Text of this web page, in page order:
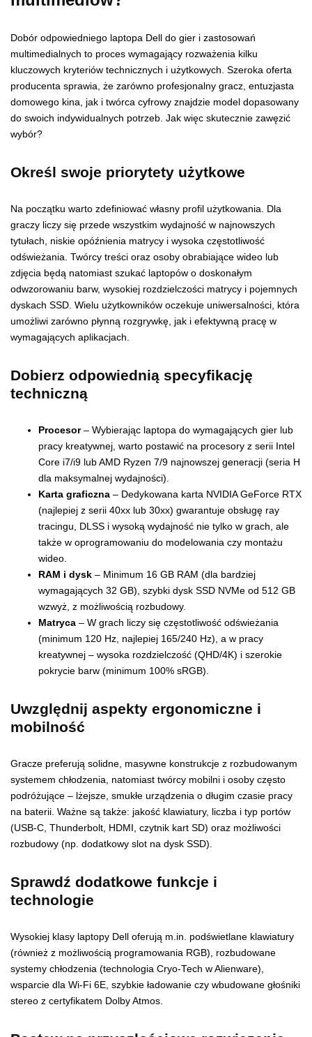
Dobór odpowiedniego laptopa Dell do gier i zastosowań
multimedialnych to proces wymagający rozważenia kilku
kluczowych kryteriów technicznych i użytkowych. Szeroka oferta
producenta sprawia, że zarówno profesjonalny gracz, entuzjasta
domowego kina, jak i twórca cyfrowy znajdzie model dopasowany
do swoich indywidualnych potrzeb. Jak więc skutecznie zawęzić
wybór?
Określ swoje priorytety użytkowe
Na początku warto zdefiniować własny profil użytkowania. Dla
graczy liczy się przede wszystkim wydajność w najnowszych
tytułach, niskie opóźnienia matrycy i wysoka częstotliwość
odświeżania. Twórcy treści oraz osoby obrabiające wideo lub
zdjęcia będą natomiast szukać laptopów o doskonałym
odwzorowaniu barw, wysokiej rozdzielczości matrycy i pojemnych
dyskach SSD. Wielu użytkowników oczekuje uniwersalności, która
umożliwi zarówno płynną rozgrywkę, jak i efektywną pracę w
wymagających aplikacjach.
Dobierz odpowiednią specyfikację
techniczną
Procesor– Wybierając laptopa do wymagających gier lub
pracy kreatywnej, warto postawić na procesory z serii Intel
Core i7/i9 lub AMD Ryzen 7/9 najnowszej generacji (seria H
dla maksymalnej wydajności).
Karta graficzna – Dedykowana karta NVIDIA GeForce RTX
(najlepiej z serii 40xx lub 30xx) gwarantuje obsługę ray
tracingu, DLSS i wysoką wydajność nie tylko w grach, ale
także w oprogramowaniu do modelowania czy montażu
wideo.
RAM i dysk – Minimum 16 GB RAM (dla bardziej
wymagających 32 GB), szybki dysk SSD NVMe od 512 GB
wzwyż, z możliwością rozbudowy.
Matryca – W grach liczy się częstotliwość odświeżania
(minimum 120 Hz, najlepiej 165/240 Hz), a w pracy
kreatywnej – wysoka rozdzielczość (QHD/4K) i szerokie
pokrycie barw (minimum 100% sRGB).
Uwzględnij aspekty ergonomiczne i
mobilność
Gracze preferują solidne, masywne konstrukcje z rozbudowanym
systemem chłodzenia, natomiast twórcy mobilni i osoby często
podróżujące – lżejsze, smukłe urządzenia o długim czasie pracy
na baterii. Ważne są także: jakość klawiatury, liczba i typ portów
(USB-C, Thunderbolt, HDMI, czytnik kart SD) oraz możliwości
rozbudowy (np. dodatkowy slot na dysk SSD).
Sprawdź dodatkowe funkcje i
technologie
Wysokiej klasy laptopy Dell oferują m.in. podświetlane klawiatury
(również z możliwością programowania RGB), rozbudowane
systemy chłodzenia (technologia Cryo-Tech w Alienware),
wsparcie dla Wi-Fi 6E, szybkie ładowanie czy wbudowane głośniki
stereo z certyfikatem Dolby Atmos.